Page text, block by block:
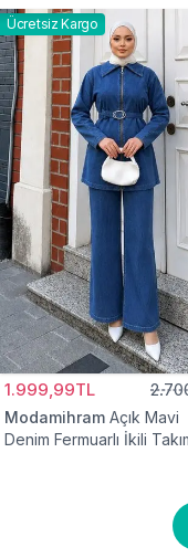
Ücretsiz Kargo
1.999,99TL
Modamihram Açık Mavi
Denim Fermuarlı İkili